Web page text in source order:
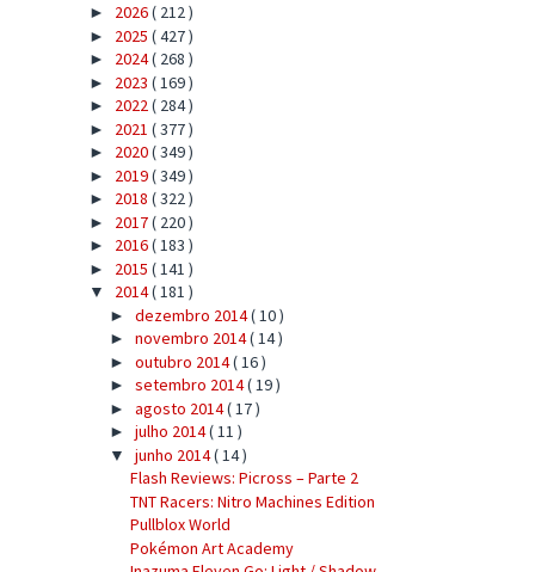
► 2026( 212 )
► 2025 ( 427 )
► 2024( 268 )
► 2023 ( 169 )
► 2022( 284 )
► 2021 ( 377 )
► 2020( 349 )
► 2019( 349 )
► 2018 ( 322 )
► 2017( 220 )
► 2016( 183 )
► 2015 ( 141 )
▼ 2014( 181 )
► dezembro 2014( 10 )
► novembro 2014( 14 )
► outubro 2014( 16 )
► setembro 2014( 19 )
► agosto 2014( 17 )
► julho 2014( 11 )
▼ junho 2014( 14 )
Flash Reviews: Picross – Parte 2
TNT Racers: Nitro Machines Edition
Pullblox World
Pokémon Art Academy